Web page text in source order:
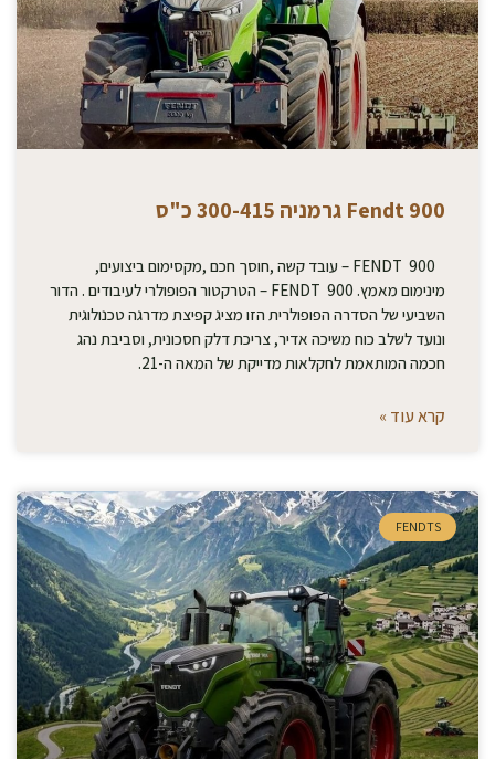
Fendt 900 גרמניה 300-415 כ"ס
FENDT 900 – עובד קשה ,חוסך חכם ,מקסימום ביצועים,
מינימום מאמץ. FENDT 900 – הטרקטור הפופולרי לעיבודים . הדור
השביעי של הסדרה הפופולרית הזו מציג קפיצת מדרגה טכנולוגית
ונועד לשלב כוח משיכה אדיר, צריכת דלק חסכונית, וסביבת נהג
חכמה המותאמת לחקלאות מדייקת של המאה ה-21.
קרא עוד »
FENDTS